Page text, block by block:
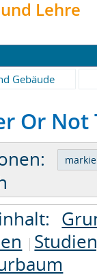
Lehre
Gebäude
Or